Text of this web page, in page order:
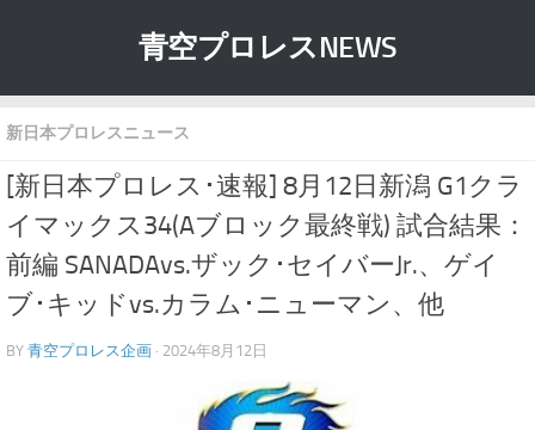
青空プロレスNEWS
新日本プロレスニュース
[新日本プロレス･速報] 8月12日新潟 G1クラ
イマックス34(Aブロック最終戦) 試合結果：
前編 SANADAvs.ザック･セイバーJr.、ゲイ
ブ･キッドvs.カラム･ニューマン、他
BY 青空プロレス企画 · 2024年8月12日